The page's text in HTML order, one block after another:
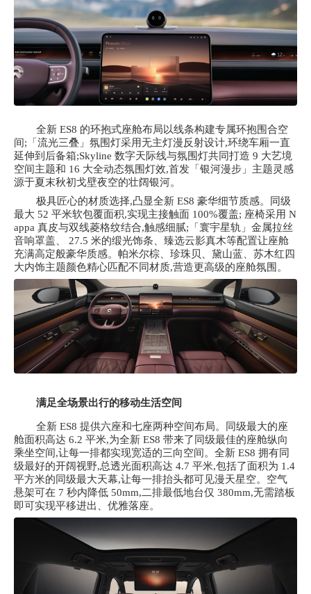
全新 ES8 的环抱式座舱布局以线条构建专属环抱围合空
间;「流光三叠」氛围灯采用无主灯漫反射设计,环绕车厢一直
延伸到后备箱;Skyline 数字天际线与氛围灯共同打造 9 大艺境
空间主题和 16 大全动态氛围灯效,首发「银河漫步」主题灵感
源于夏末秋初戈壁夜空的壮阔银河。
极具匠心的材质选择,凸显全新 ES8 豪华细节质感。同级
最大 52 平米软包覆面积,实现主接触面 100%覆盖; 座椅采用 N
appa 真皮与双线菱格纹结合,触感细腻;「寰宇星轨」金属拉丝
音响罩盖、 27.5 米的缎光饰条、臻选云影真木等配置让座舱
充满高定般豪华质感。帕米尔棕、珍珠贝、黛山蓝、苏木红四
大内饰主题颜色精心匹配不同材质,营造更高级的座舱氛围。
满足全场景出行的移动生活空间
全新 ES8 提供六座和七座两种空间布局。同级最大的座
舱面积高达 6.2 平米,为全新 ES8 带来了同级最佳的座舱纵向
乘坐空间,让每一排都实现宽适的三向空间。全新 ES8 拥有同
级最好的开阔视野,总透光面积高达 4.7 平米,包括了面积为 1.4
平方米的同级最大天幕,让每一排抬头都可见漫天星空。空气
悬架可在 7 秒内降低 50mm,二排最低地台仅 380mm,无需踏板
即可实现平移进出、优雅落座。